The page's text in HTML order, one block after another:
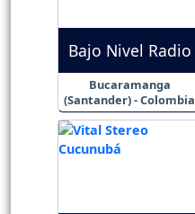
Bajo Nivel Radio
Bucaramanga
(Santander) - Colombia